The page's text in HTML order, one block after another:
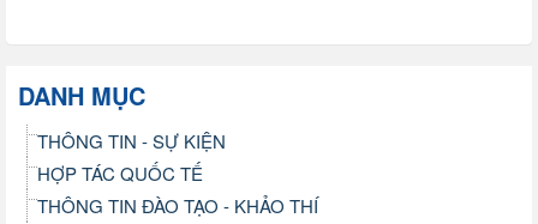
DANH MỤC
THÔNG TIN - SỰ KIỆN
HỢP TÁC QUỐC TẾ
THÔNG TIN ĐÀO TẠO - KHẢO THÍ